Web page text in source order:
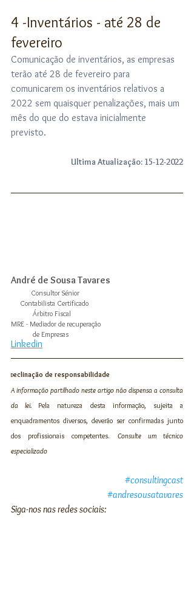
4 -Inventários - até 28 de
fevereiro
Comunicação de inventários, as empresas
terão até 28 de fevereiro para
comunicarem os inventários relativos a
2022 sem quaisquer penalizações, mais um
mês do que do estava inicialmente
previsto.
Ultima Atualização: 15-12-2022
André de Sousa Tavares
           Consultor Sénior
     Contabilista Certificado
            Árbitro Fiscal
MRE - Mediador de recuperação
            de Empresas
Linkedin
Declinação de responsabilidade
A informação partilhado neste artigo não dispensa a consulta
da lei. Pela natureza desta informação, sujeita a
enquadramentos diversos, deverão ser confirmadas junto
dos profissionais competentes. Consulte um técnico
especializado
#consultingcast
#andresousatavares
Siga-nos nas redes sociais: